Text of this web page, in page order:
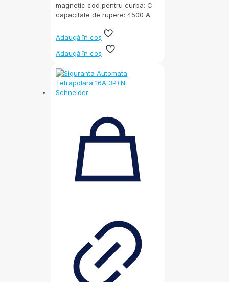
magnetic cod pentru curba: C
capacitate de rupere: 4500 A
Adaugă în coș
Adaugă în coș